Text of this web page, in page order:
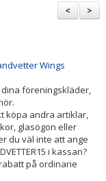
>
<
Wings
föreningskläder,
köpa andra artiklar,
glasögon eller
du väl inte att ange
i kassan?
på ordinarie